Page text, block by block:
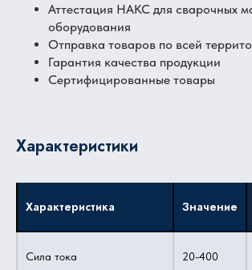
Аттестация НАКС для сварочных
оборудования
Отправка товаров по всей
Гарантия качества продукции
Сертифицированные товары
Характеристики
Характеристика Значение
Сила тока 20-400